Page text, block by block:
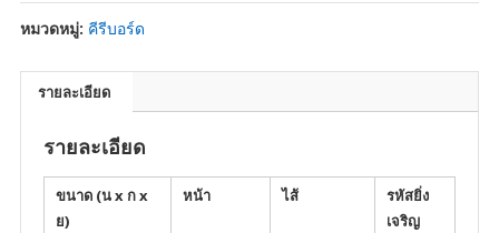
หมวดหมู่: คีรีบอร์ด
รายละเอียด
รายละเอียด
ขนาด (นxกx
ย)
หน้า ไส้
รหัสยิ่ง
เจริญ